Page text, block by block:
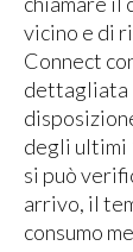
vicino e di
Connect
dettagliata
degli ultimi
si può
arrivo, il
consumo